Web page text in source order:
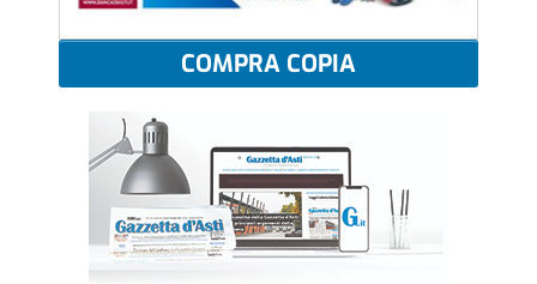
COMPRA COPIA